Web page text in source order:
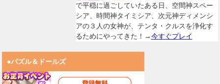
で平穏に過ごしていたある日、空間神スペー
シア、時間神タイミシア、次元神ディメンシ
アの３人の女神が、テンタ・クルスを浄化す
るためにやってきた！→今すぐプレイ
●パズル＆ドールズ